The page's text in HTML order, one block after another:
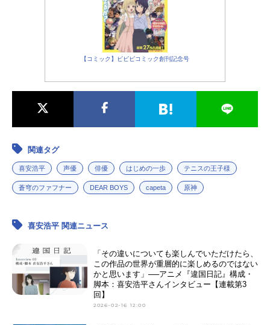
【コミック】ビビビコミック創刊記念号
関連タグ
喜安浩平 声優 俳優 はじめの一歩 テニスの王子様
蒼穹のファフナー DEAR BOYS capeta 原神
喜安浩平 関連ニュース
「その違いについても楽しんでいただけたら、
この作品の世界が重層的に楽しめるのではない
かと思います」──アニメ『違国日記』構成・
脚本：喜安浩平さんインタビュー【連載第3
回】
2026-02-16 12:00